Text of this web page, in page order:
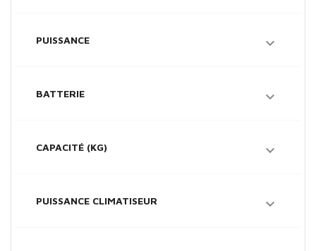
PUISSANCE 
BATTERIE 
CAPACITÉ (KG) 
PUISSANCE CLIMATISEUR 